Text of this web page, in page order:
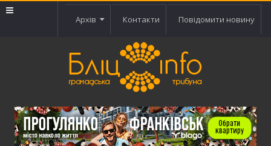
Архів Контакти Повідомити новину